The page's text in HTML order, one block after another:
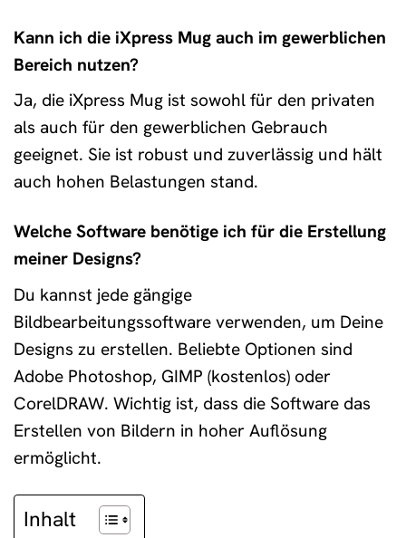
Kann ich die iXpress Mug auch im gewerblichen
Bereich nutzen?
Ja, die iXpress Mug ist sowohl für den privaten
als auch für den gewerblichen Gebrauch
geeignet. Sie ist robust und zuverlässig und hält
auch hohen Belastungen stand.
Welche Software benötige ich für die Erstellung
meiner Designs?
Du kannst jede gängige
Bildbearbeitungssoftware verwenden, um Deine
Designs zu erstellen. Beliebte Optionen sind
Adobe Photoshop, GIMP (kostenlos) oder
CorelDRAW. Wichtig ist, dass die Software das
Erstellen von Bildern in hoher Auflösung
ermöglicht.
Inhalt